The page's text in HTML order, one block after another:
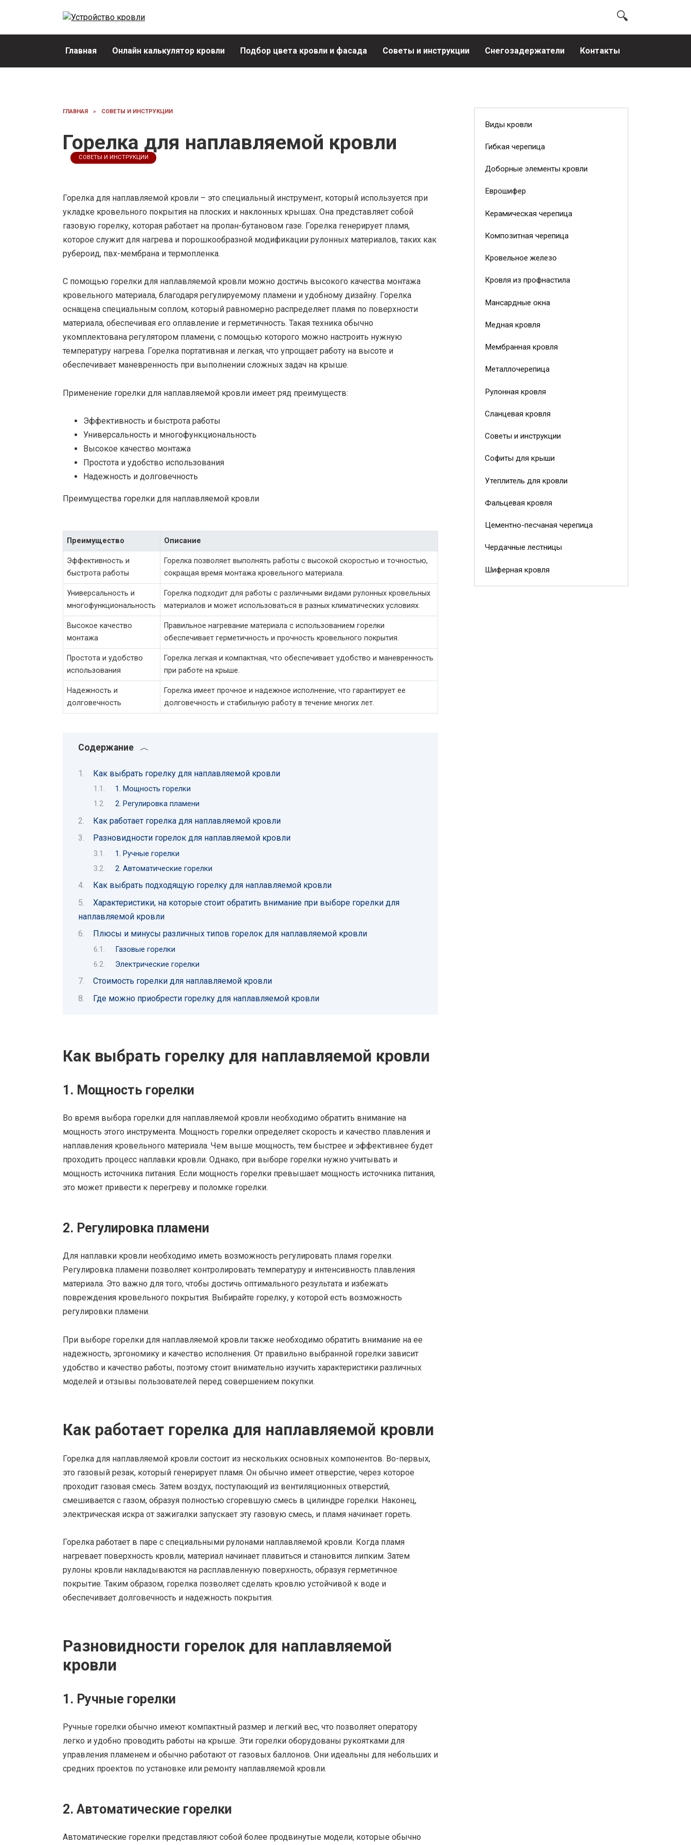
Главная Онлайн калькулятор кровли Подбор цвета кровли и фасада Советы и инструкции Снегозадержатели Контакты
ГЛАВНАЯ » СОВЕТЫ И ИНСТРУКЦИИ
Горелка для наплавляемой кровли
СОВЕТЫ И ИНСТРУКЦИИ
Горелка для наплавляемой кровли – это специальный инструмент, который используется при
укладке кровельного покрытия на плоских и наклонных крышах. Она представляет собой
газовую горелку, которая работает на пропан-бутановом газе. Горелка генерирует пламя,
которое служит для нагрева и порошкообразной модификации рулонных материалов, таких как
рубероид, пвх-мембрана и термопленка.
С помощью горелки для наплавляемой кровли можно достичь высокого качества монтажа
кровельного материала, благодаря регулируемому пламени и удобному дизайну. Горелка
оснащена специальным соплом, который равномерно распределяет пламя по поверхности
материала, обеспечивая его оплавление и герметичность. Такая техника обычно
укомплектована регулятором пламени, с помощью которого можно настроить нужную
температуру нагрева. Горелка портативная и легкая, что упрощает работу на высоте и
обеспечивает маневренность при выполнении сложных задач на крыше.
Применение горелки для наплавляемой кровли имеет ряд преимуществ:
Эффективность и быстрота работы
Универсальность и многофункциональность
Высокое качество монтажа
Простота и удобство использования
Надежность и долговечность
Преимущества горелки для наплавляемой кровли
Преимущество Описание
Эффективность и
быстрота работы
Горелка позволяет выполнять работы с высокой скоростью и точностью,
сокращая время монтажа кровельного материала.
Универсальность и
многофункциональность
Горелка подходит для работы с различными видами рулонных кровельных
материалов и может использоваться в разных климатических условиях.
Высокое качество
монтажа
Правильное нагревание материала с использованием горелки
обеспечивает герметичность и прочность кровельного покрытия.
Простота и удобство
использования
Горелка легкая и компактная, что обеспечивает удобство и маневренность
при работе на крыше.
Надежность и
долговечность
Горелка имеет прочное и надежное исполнение, что гарантирует ее
долговечность и стабильную работу в течение многих лет.
Содержание
Как выбрать горелку для наплавляемой кровли
1. Мощность горелки
2. Регулировка пламени
Как работает горелка для наплавляемой кровли
Разновидности горелок для наплавляемой кровли
1. Ручные горелки
2. Автоматические горелки
Как выбрать подходящую горелку для наплавляемой кровли
Характеристики, на которые стоит обратить внимание при выборе горелки для
наплавляемой кровли
Плюсы и минусы различных типов горелок для наплавляемой кровли
Газовые горелки
Электрические горелки
Стоимость горелки для наплавляемой кровли
Где можно приобрести горелку для наплавляемой кровли
Как выбрать горелку для наплавляемой кровли
1. Мощность горелки
Во время выбора горелки для наплавляемой кровли необходимо обратить внимание на
мощность этого инструмента. Мощность горелки определяет скорость и качество плавления и
наплавления кровельного материала. Чем выше мощность, тем быстрее и эффективнее будет
проходить процесс наплавки кровли. Однако, при выборе горелки нужно учитывать и
мощность источника питания. Если мощность горелки превышает мощность источника питания,
это может привести к перегреву и поломке горелки.
2. Регулировка пламени
Для наплавки кровли необходимо иметь возможность регулировать пламя горелки.
Регулировка пламени позволяет контролировать температуру и интенсивность плавления
материала. Это важно для того, чтобы достичь оптимального результата и избежать
повреждения кровельного покрытия. Выбирайте горелку, у которой есть возможность
регулировки пламени.
При выборе горелки для наплавляемой кровли также необходимо обратить внимание на ее
надежность, эргономику и качество исполнения. От правильно выбранной горелки зависит
удобство и качество работы, поэтому стоит внимательно изучить характеристики различных
моделей и отзывы пользователей перед совершением покупки.
Как работает горелка для наплавляемой кровли
Горелка для наплавляемой кровли состоит из нескольких основных компонентов. Во-первых,
это газовый резак, который генерирует пламя. Он обычно имеет отверстие, через которое
проходит газовая смесь. Затем воздух, поступающий из вентиляционных отверстий,
смешивается с газом, образуя полностью сгоревшую смесь в цилиндре горелки. Наконец,
электрическая искра от зажигалки запускает эту газовую смесь, и пламя начинает гореть.
Горелка работает в паре с специальными рулонами наплавляемой кровли. Когда пламя
нагревает поверхность кровли, материал начинает плавиться и становится липким. Затем
рулоны кровли накладываются на расплавленную поверхность, образуя герметичное
покрытие. Таким образом, горелка позволяет сделать кровлю устойчивой к воде и
обеспечивает долговечность и надежность покрытия.
Разновидности горелок для наплавляемой
кровли
1. Ручные горелки
Ручные горелки обычно имеют компактный размер и легкий вес, что позволяет оператору
легко и удобно проводить работы на крыше. Эти горелки оборудованы рукоятками для
управления пламенем и обычно работают от газовых баллонов. Они идеальны для небольших и
средних проектов по установке или ремонту наплавляемой кровли.
2. Автоматические горелки
Автоматические горелки представляют собой более продвинутые модели, которые обычно
Виды кровли
Гибкая черепица
Доборные элементы кровли
Еврошифер
Керамическая черепица
Композитная черепица
Кровельное железо
Кровля из профнастила
Мансардные окна
Медная кровля
Мембранная кровля
Металлочерепица
Рулонная кровля
Сланцевая кровля
Советы и инструкции
Софиты для крыши
Утеплитель для кровли
Фальцевая кровля
Цементно-песчаная черепица
Чердачные лестницы
Шиферная кровля